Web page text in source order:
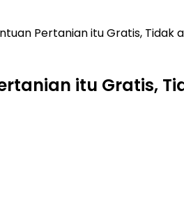
Pertanian itu Gratis, Tidak
itu Gratis,